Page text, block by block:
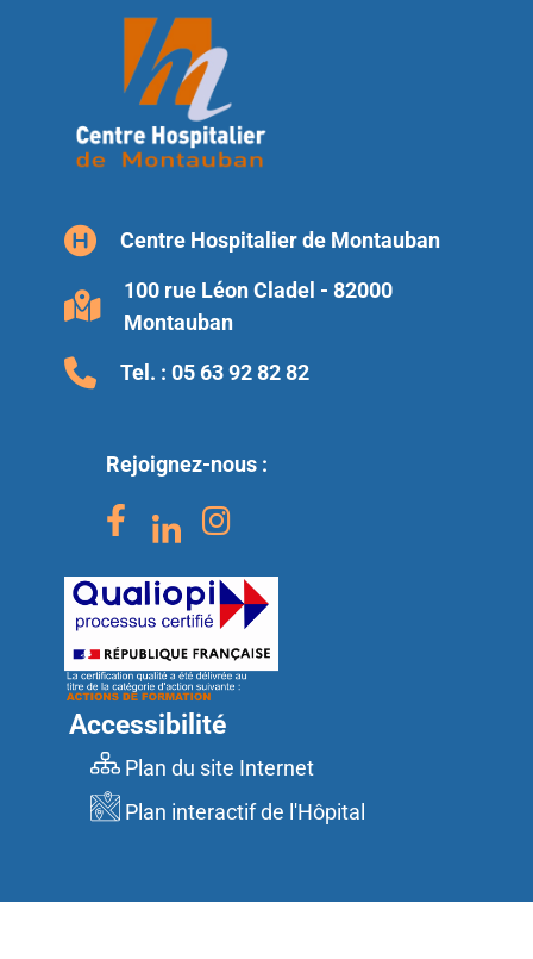
Centre Hospitalier de Montauban
100 rue Léon Cladel - 82000
Montauban
Tel. : 05 63 92 82 82
Rejoignez-nous :
Accessibilité
Plan du site Internet
Plan interactif de l'Hôpital